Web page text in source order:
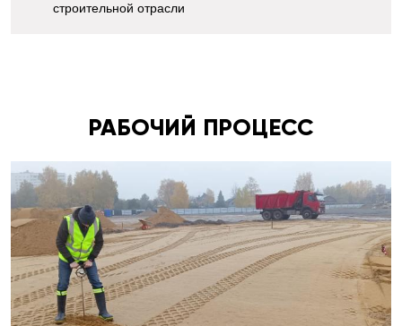
строительной отрасли
РАБОЧИЙ ПРОЦЕСС